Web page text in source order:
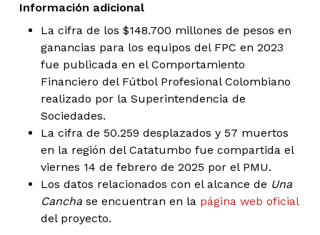
Información adicional
La cifra de los $148.700 millones de pesos en
ganancias para los equipos del FPC en 2023
fue publicada en el Comportamiento
Financiero del Fútbol Profesional Colombiano
realizado por la Superintendencia de
Sociedades.
La cifra de 50.259 desplazados y 57 muertos
en la región del Catatumbo fue compartida el
viernes 14 de febrero de 2025 por el PMU.
Los datos relacionados con el alcance de Una
Canchase encuentran en la página web oficial
del proyecto.